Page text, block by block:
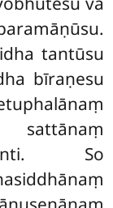
tantūsu
bīraṇesu
So